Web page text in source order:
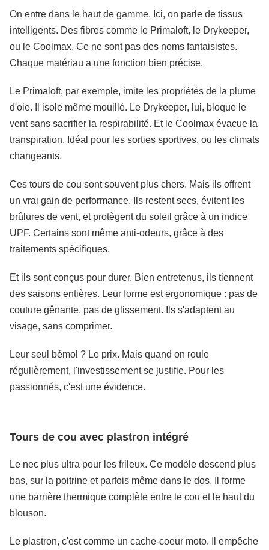
On entre dans le haut de gamme. Ici, on parle de tissus
intelligents. Des fibres comme le Primaloft, le Drykeeper,
ou le Coolmax. Ce ne sont pas des noms fantaisistes.
Chaque matériau a une fonction bien précise.
Le Primaloft, par exemple, imite les propriétés de la plume
d'oie. Il isole même mouillé. Le Drykeeper, lui, bloque le
vent sans sacrifier la respirabilité. Et le Coolmax évacue la
transpiration. Idéal pour les sorties sportives, ou les climats
changeants.
Ces tours de cou sont souvent plus chers. Mais ils offrent
un vrai gain de performance. Ils restent secs, évitent les
brûlures de vent, et protègent du soleil grâce à un indice
UPF. Certains sont même anti-odeurs, grâce à des
traitements spécifiques.
Et ils sont conçus pour durer. Bien entretenus, ils tiennent
des saisons entières. Leur forme est ergonomique : pas de
couture gênante, pas de glissement. Ils s'adaptent au
visage, sans comprimer.
Leur seul bémol ? Le prix. Mais quand on roule
régulièrement, l'investissement se justifie. Pour les
passionnés, c'est une évidence.
Tours de cou avec plastron intégré
Le nec plus ultra pour les frileux. Ce modèle descend plus
bas, sur la poitrine et parfois même dans le dos. Il forme
une barrière thermique complète entre le cou et le haut du
blouson.
Le plastron, c'est comme un cache-coeur moto. Il empêche